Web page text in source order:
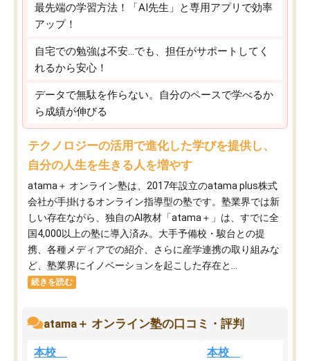
最先端の学習方法！「AI先生」と専用アプリで効率
アップ！
自宅での勉強は不安…でも、担任がサポートしてく
れるから安心！
データで無駄を作らない。自分のペースで学べるか
ら成績が伸びる
テクノロジーの活用で進化した学びを提供し、
自分の人生を生きる人を増やす
atama＋ オンライン塾は、2017年設立のatama plus株式
会社が手掛けるオンライン指導型の塾です。塾業界では新
しい存在ながら、独自のAI教材「atama＋」は、すでに全
国4,000以上の塾に導入済み。大手予備校・駿台との提
携、各種メディアでの紹介、さらに産学連携の取り組みな
ど、塾業界にイノベーションを起こした存在と...
続きを読む
atama＋ オンライン塾の口コミ・評判
本校 本校